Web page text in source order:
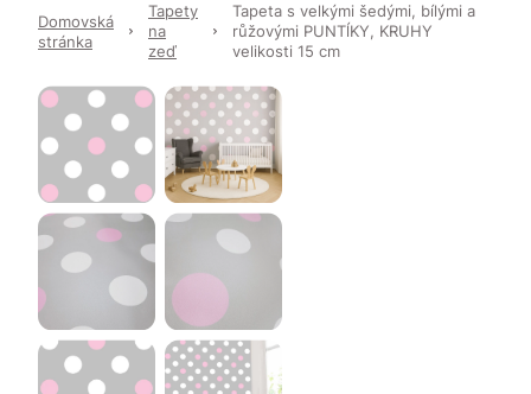
Domovská
stránka
Tapety
na
zeď
Tapeta s velkými šedými, bílými a
růžovými PUNTĺKY, KRUHY
velikosti 15 cm